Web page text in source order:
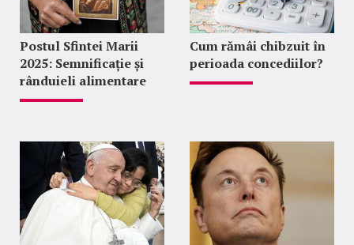
Postul Sfintei Marii
2025: Semnificație și
rânduieli alimentare
Cum rămâi chibzuit în
perioada concediilor?